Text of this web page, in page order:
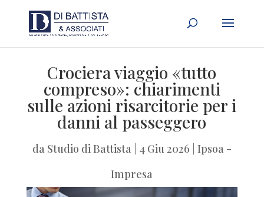
Crociera viaggio «tutto
compreso»: chiarimenti
sulle azioni risarcitorie per i
danni al passeggero
da Studio di Battista 4 Giu 2026 Ipsoa -
Impresa